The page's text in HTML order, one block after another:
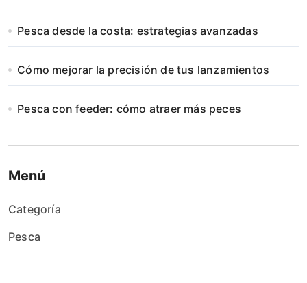
Pesca desde la costa: estrategias avanzadas
Cómo mejorar la precisión de tus lanzamientos
Pesca con feeder: cómo atraer más peces
Menú
Categoría
Pesca